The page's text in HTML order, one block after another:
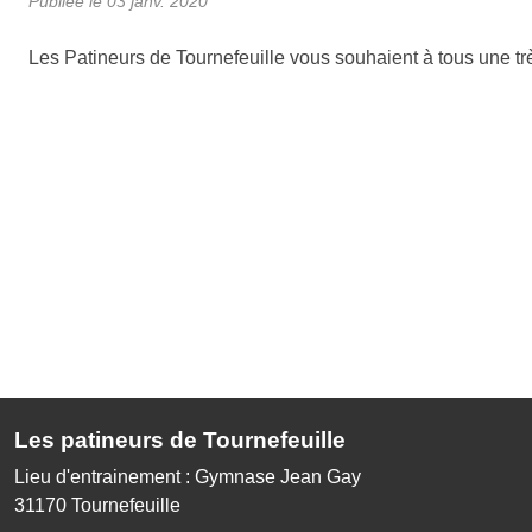
Les Patineurs de Tournefeuille vous souhaient à tous une
Les patineurs de Tournefeuille
Lieu d'entrainement : Gymnase Jean Gay
31170 Tournefeuille